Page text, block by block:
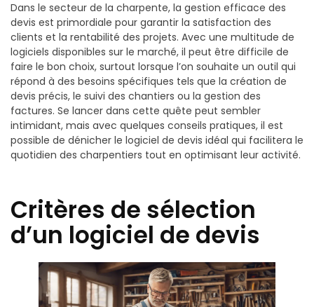
Dans le secteur de la charpente, la gestion efficace des
devis est primordiale pour garantir la satisfaction des
clients et la rentabilité des projets. Avec une multitude de
logiciels disponibles sur le marché, il peut être difficile de
faire le bon choix, surtout lorsque l’on souhaite un outil qui
répond à des besoins spécifiques tels que la création de
devis précis, le suivi des chantiers ou la gestion des
factures. Se lancer dans cette quête peut sembler
intimidant, mais avec quelques conseils pratiques, il est
possible de dénicher le logiciel de devis idéal qui facilitera le
quotidien des charpentiers tout en optimisant leur activité.
Critères de sélection
d’un logiciel de devis